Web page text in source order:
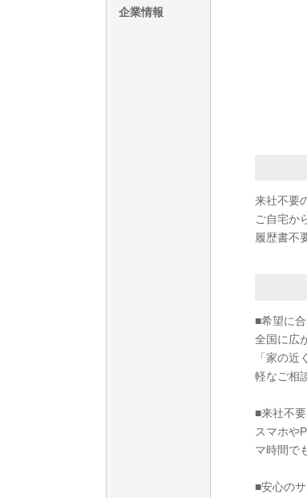
企業情報
来社不要
ご自宅か
履歴書不
■希望に
全国に広
「家の
軽なご相
■来社不
スマホや
マ時間で
■安心の